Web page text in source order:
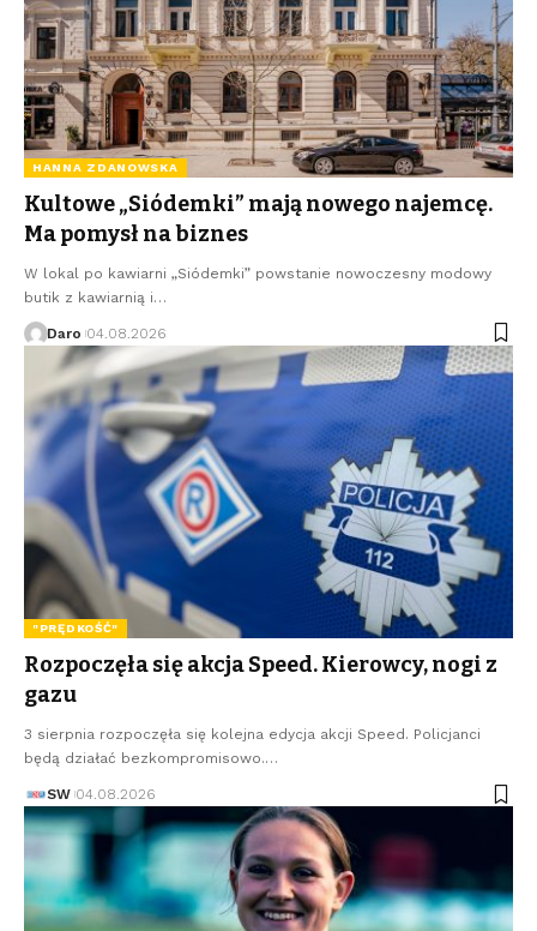
HANNA ZDANOWSKA
Kultowe „Siódemki” mają nowego najemcę.
Ma pomysł na biznes
W lokal po kawiarni „Siódemki” powstanie nowoczesny modowy
butik z kawiarnią i…
Daro 04.08.2026
"PRĘDKOŚĆ"
Rozpoczęła się akcja Speed. Kierowcy, nogi z
gazu
3 sierpnia rozpoczęła się kolejna edycja akcji Speed. Policjanci
będą działać bezkompromisowo.…
SW 04.08.2026